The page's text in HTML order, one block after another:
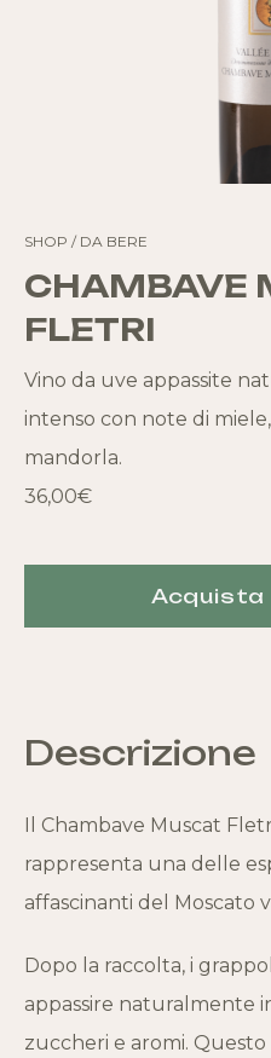
SHOP / DA BERE
CHAMBAVE
FLETRI
Vino da uve appassite
intenso con note di miele,
mandorla.
36,00€
Descrizione
Il Chambave Muscat
rappresenta una delle
affascinanti del Moscato
Dopo la raccolta, i
appassire naturalmente
zuccheri e aromi.